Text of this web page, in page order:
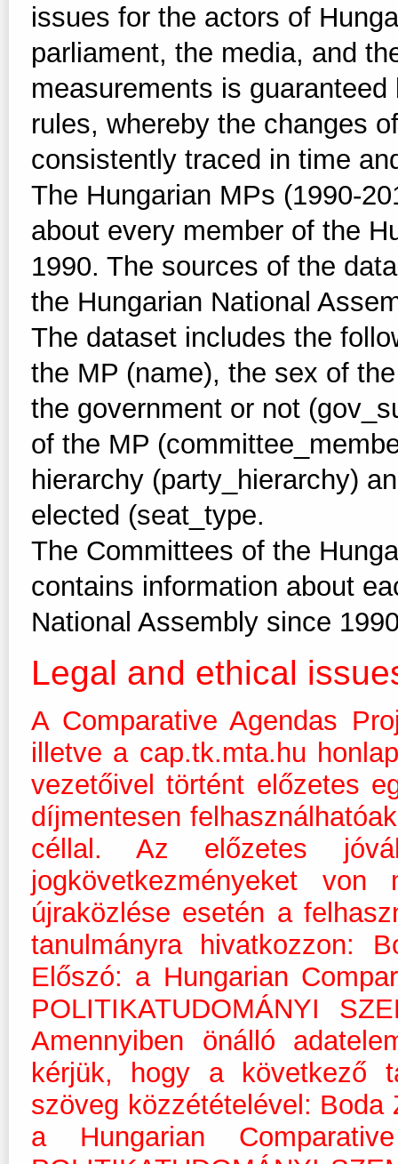
issues for the actors of
parliament, the media, and
measurements is
rules, whereby the changes
consistently traced in time
The Hungarian MPs (1990-
about every member of the
1990. The sources of the
the Hungarian National
The dataset includes the
the MP (name), the sex of
the government or not
of the MP
hierarchy (party_hierarchy)
elected (seat_type.
The Committees of the
contains information about
National Assembly since
Legal and ethical
A Comparative Agendas
illetve a cap.tk.mta.hu
vezetőivel történt előzetes
díjmentesen
céllal. Az előzetes
jogkövetkezményeket
újraközlése esetén a
tanulmányra hivatkozzon:
Előszó: a Hungarian
POLITIKATUDOMÁNYI
Amennyiben önálló
kérjük, hogy a következő
szöveg közzétételével:
a Hungarian